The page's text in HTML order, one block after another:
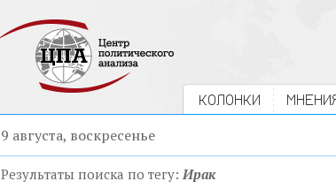
КОЛОНКИ
9 августа, воскресенье
Результаты поиска по тегу:Ирак